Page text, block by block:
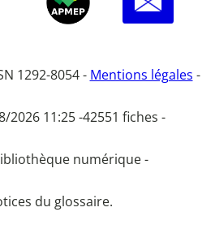
1292-8054 - Mentions légales -
2026 11:25 -42551 fiches -
numérique -
du glossaire.